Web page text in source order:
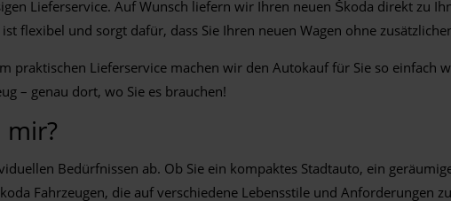
Lieferservice. Auf Wunsch liefern wir Ihren neuen Škoda direkt zu
flexibel und sorgt dafür, dass Sie Ihren neuen Wagen ohne
Lieferservice machen wir den Autokauf für Sie so einfach
– genau dort, wo Sie es brauchen!
mir?
Bedürfnissen ab. Ob Sie ein kompaktes Stadtauto, ein
Fahrzeugen, die auf verschiedene Lebensstile und Anforderungen